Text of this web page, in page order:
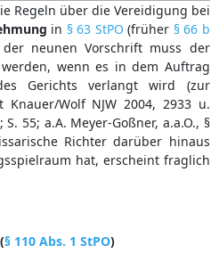
Regeln über die Vereidigung bei
in § 63 StPO (früher § 66 b
neunen Vorschrift muss der
wenn es in dem Auftrag
Gerichts verlangt wird (zur
Wolf NJW 2004, 2933 u.
; S. 55; a.A. Meyer-Goßner, a.a.O., §
Richter darüber hinaus
hat, erscheint fraglich
§ 110 Abs. 1 StPO)